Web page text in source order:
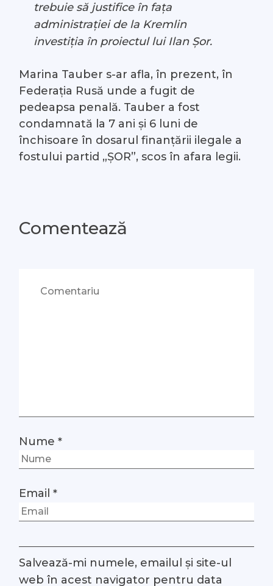
trebuie să justifice în fața
administrației de la Kremlin
investiția în proiectul lui Ilan Șor.
Marina Tauber s-ar afla, în prezent, în
Federația Rusă unde a fugit de
pedeapsa penală. Tauber a fost
condamnată la 7 ani și 6 luni de
închisoare în dosarul finanțării ilegale a
fostului partid „ȘOR”, scos în afara legii.
Comentează
Nume*
Email*
Salvează-mi numele, emailul și site-ul
web în acest navigator pentru data